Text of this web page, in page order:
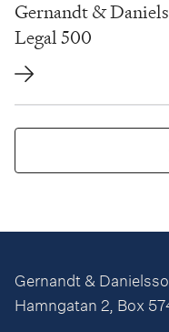
Gernandt &
Legal 500
Gernandt &
Hamngatan 2, Box